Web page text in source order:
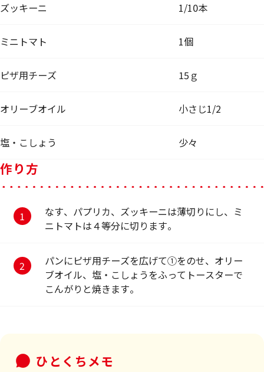
ズッキーニ 1/10本
ミニトマト 1個
ピザ用チーズ 15ｇ
オリーブオイル 小さじ1/2
塩・こしょう 少々
作り方
なす、パプリカ、ズッキーニは薄切りにし、ミ
ニトマトは４等分に切ります。
パンにピザ用チーズを広げて①をのせ、オリー
ブオイル、塩・こしょうをふってトースターで
こんがりと焼きます。
ひとくちメモ